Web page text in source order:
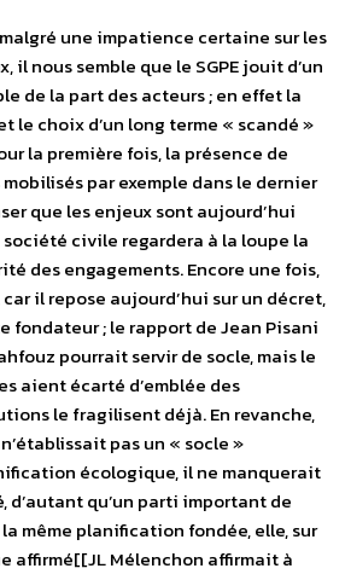
malgré une impatience certaine sur les
il nous semble que le SGPE jouit d’un
de la part des acteurs ; en effet la
le choix d’un long terme « scandé »
la première fois, la présence de
par exemple dans le dernier
que les enjeux sont aujourd’hui
société civile regardera à la loupe la
des engagements. Encore une fois,
il repose aujourd’hui sur un décret,
fondateur ; le rapport de Jean Pisani
pourrait servir de socle, mais le
aient écarté d’emblée des
le fragilisent déjà. En revanche,
pas un « socle »
écologique, il ne manquerait
d’autant qu’un parti important de
même planification fondée, elle, sur
affirmé[[JL Mélenchon affirmait à